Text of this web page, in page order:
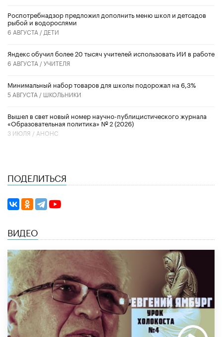
Роспотребнадзор предложил дополнить меню школ и детсадов
рыбой и водорослями
6 АВГУСТА / ДЕТИ
​Яндекс обучил более 20 тысяч учителей использовать ИИ в работе
6 АВГУСТА /УЧИТЕЛЯ
Минимальный набор товаров для школы подорожал на 6,3%
5 АВГУСТА / ШКОЛЬНИКИ
Вышел в свет новый номер научно-публицистического журнала
«Образовательная политика» № 2 (2026)
3 ИЮЛЯ / АНОНС
ПОДЕЛИТЬСЯ
ВИДЕО